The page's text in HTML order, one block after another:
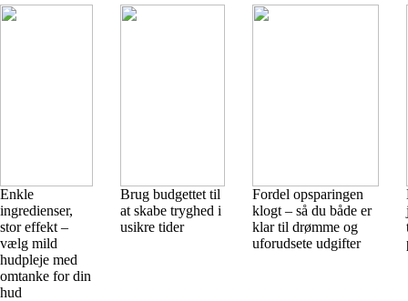
Enkle
ingredienser,
stor effekt –
vælg mild
hudpleje med
omtanke for din
hud
Brug budgettet til
at skabe tryghed i
usikre tider
Fordel opsparingen
klogt – så du både er
klar til drømme og
uforudsete udgifter